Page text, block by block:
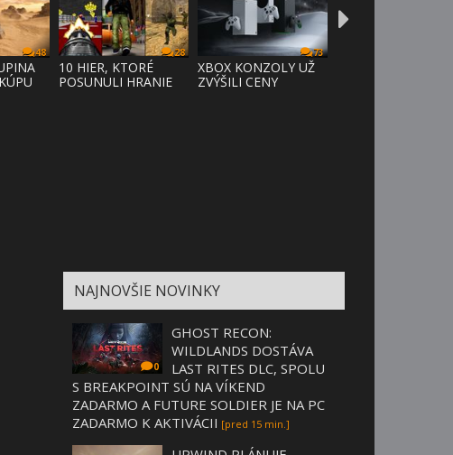
48 28
10 HIER, KTORÉ
POSUNULI HRANIE
73
XBOX KONZOLY UŽ
ZVÝŠILI CENY
NAJNOVŠIE NOVINKY
0
GHOST RECON:
WILDLANDS DOSTÁVA
LAST RITES DLC, SPOLU
S BREAKPOINT SÚ NA VÍKEND
ZADARMO A FUTURE SOLDIER JE NA PC
ZADARMO K AKTIVÁCII [pred 15 min.]